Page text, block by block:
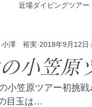
近場ダイビングツアー
ゴルフコンペ
体験ダイビング
小笠原
小澤 裕実 2018年9月12日
小笠原ツアー初挑戦
目玉は…